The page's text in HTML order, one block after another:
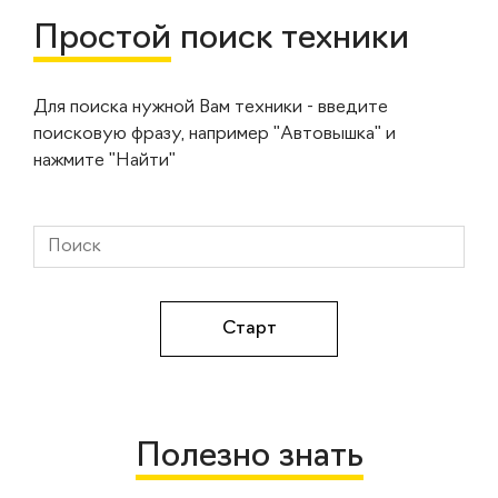
Простой поиск техники
Для поиска нужной Вам техники - введите
поисковую фразу, например "Автовышка" и
нажмите "Найти"
Полезно знать